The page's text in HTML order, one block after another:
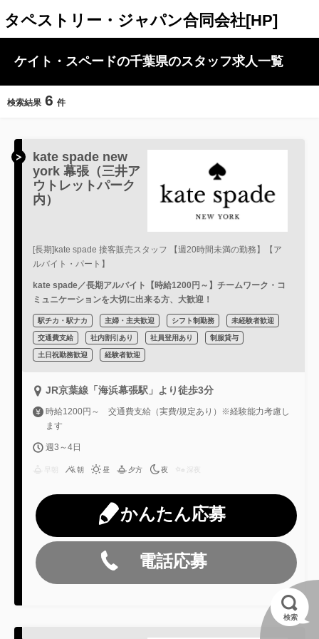
タペストリー・ジャパン合同会社[HP]
ケイト・スペードの千葉県のスタッフ求人一覧
検索結果 6 件
kate spade new
york 幕張（三井ア
ウトレットパーク
内）
[長期]kate spade 接客販売スタッフ 【週20時間未満の勤務】【ア
ルバイト・パート】
kate spade／長期アルバイト【時給1200円～】チームワーク・コ
ミュニケーションを大切に出来る方、大歓迎！
駅チカ・駅ナカ 主婦・主夫歓迎 シフト制勤務 未経験者歓迎
交通費支給 社内割引あり 社員登用あり 制服貸与
土日祝勤務歓迎 経験者歓迎
JR京葉線「海浜幕張駅」より徒歩3分
時給1200円～ 交通費支給（実費/規定あり）※経験能力考慮し
ます
週3～4日
朝 昼 夕方 夜 深夜
かんたん応募
電話応募
検索